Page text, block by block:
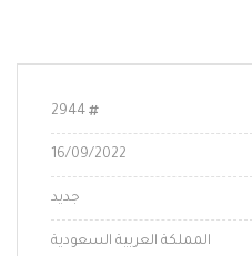
16/09/2022
جديد
المملكة العربية السعودية